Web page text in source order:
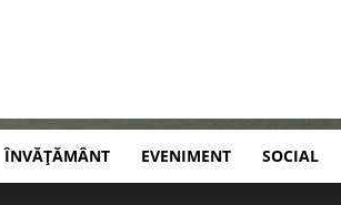
ÎNVĂȚĂMÂNT EVENIMENT SOCIAL